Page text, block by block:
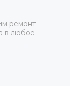
ремонт
в любое